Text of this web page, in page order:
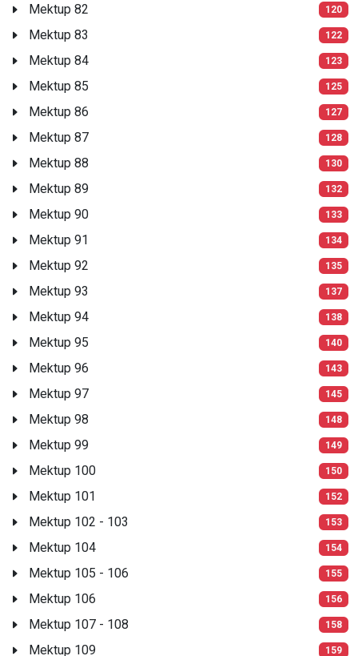
Mektup 82 120
Mektup 83 122
Mektup 84 123
Mektup 85 125
Mektup 86 127
Mektup 87 128
Mektup 88 130
Mektup 89 132
Mektup 90 133
Mektup 91 134
Mektup 92 135
Mektup 93 137
Mektup 94 138
Mektup 95 140
Mektup 96 143
Mektup 97 145
Mektup 98 148
Mektup 99 149
Mektup 100 150
Mektup 101 152
Mektup 102 - 103 153
Mektup 104 154
Mektup 105 - 106 155
Mektup 106 156
Mektup 107 - 108 158
Mektup 109 159